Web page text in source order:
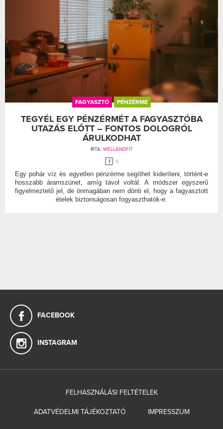
FAGYASZTÓ PÉNZÉRME
TEGYÉL EGY PÉNZÉRMÉT A FAGYASZTÓBA
UTAZÁS ELŐTT – FONTOS DOLOGRÓL
ÁRULKODHAT
ÍRTA: WELLANDFIT
0
Egy pohár víz és egyetlen pénzérme segíthet kideríteni, történt-e
hosszabb áramszünet, amíg távol voltál. A módszer egyszerű
figyelmeztető jel, de önmagában nem dönti el, hogy a fagyasztott
ételek biztonságosan fogyaszthatók-e.
FACEBOOK
INSTAGRAM
FELHASZNÁLÁSI FELTÉTELEK
ADATVÉDELMI TÁJÉKOZTATÓ IMPRESSZUM